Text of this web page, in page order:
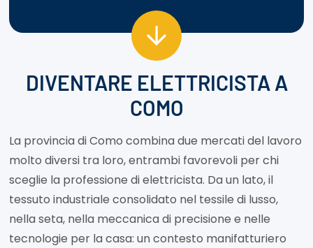
DIVENTARE ELETTRICISTA A
COMO
La provincia di Como combina due mercati del lavoro
molto diversi tra loro, entrambi favorevoli per chi
sceglie la professione di elettricista. Da un lato, il
tessuto industriale consolidato nel tessile di lusso,
nella seta, nella meccanica di precisione e nelle
tecnologie per la casa: un contesto manifatturiero